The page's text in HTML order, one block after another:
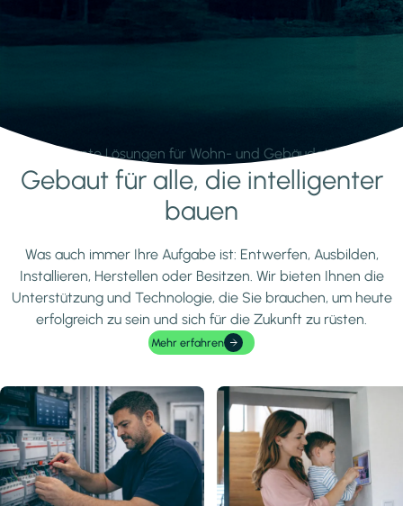
Intelligente Lösungen für Wohn- und Gebäudetechnik.
Mehr erfahren
Gebaut für alle, die intelligenter
bauen
Was auch immer Ihre Aufgabe ist: Entwerfen, Ausbilden,
Installieren, Herstellen oder Besitzen. Wir bieten Ihnen die
Unterstützung und Technologie, die Sie brauchen, um heute
erfolgreich zu sein und sich für die Zukunft zu rüsten.
Mehr erfahren